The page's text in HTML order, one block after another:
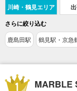
川崎・鶴見エリア
さらに絞り込む
鹿島田駅 鶴見駅・京急
MARBLE